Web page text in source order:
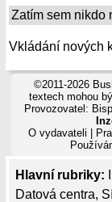
Hlavní rubriky:
Datová centra,
Zatím sem nikdo
Vkládání nových
©2011-2026
textech mohou
Provozovatel:
O vydavateli